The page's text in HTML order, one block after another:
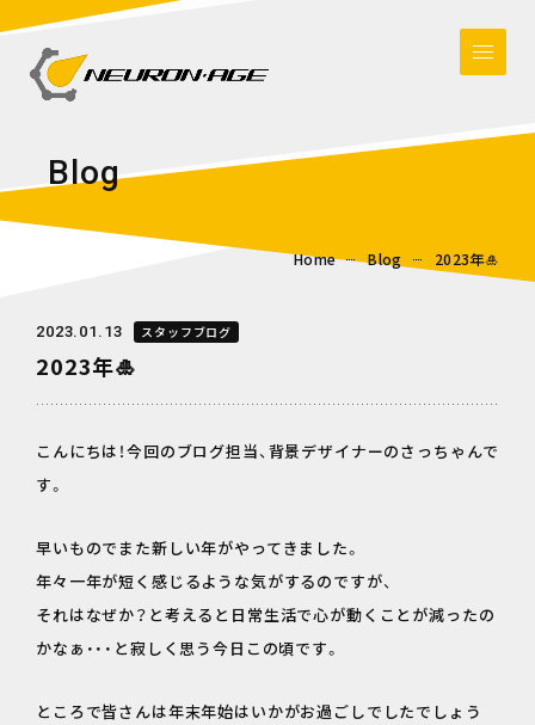
Blog
Home Blog 2023年🎍
2023.01.13 スタッフブログ
2023年🎍
こんにちは！今回のブログ担当、背景デザイナーのさっちゃんで
す。
早いものでまた新しい年がやってきました。
年々一年が短く感じるような気がするのですが、
それはなぜか？と考えると日常生活で心が動くことが減ったの
かなぁ・・・と寂しく思う今日この頃です。
ところで皆さんは年末年始はいかがお過ごしでしたでしょう